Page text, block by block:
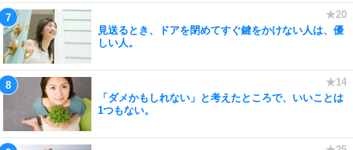
見送るとき、ドアを閉めてすぐ鍵をかけない人は、優
しい人。
「ダメかもしれない」と考えたところで、いいことは
1つもない。